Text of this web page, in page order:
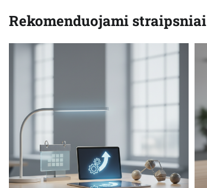
įrašų
Rekomenduojami straipsniai